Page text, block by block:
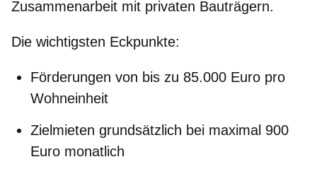
Zusammenarbeit mit privaten Bauträgern.
Die wichtigsten Eckpunkte:
Förderungen von bis zu 85.000 Euro pro
Wohneinheit
Zielmieten grundsätzlich bei maximal 900
Euro monatlich